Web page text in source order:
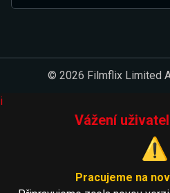
© 2026 Filmflix Limited
i
Vážení
⚠️
Pracujeme na